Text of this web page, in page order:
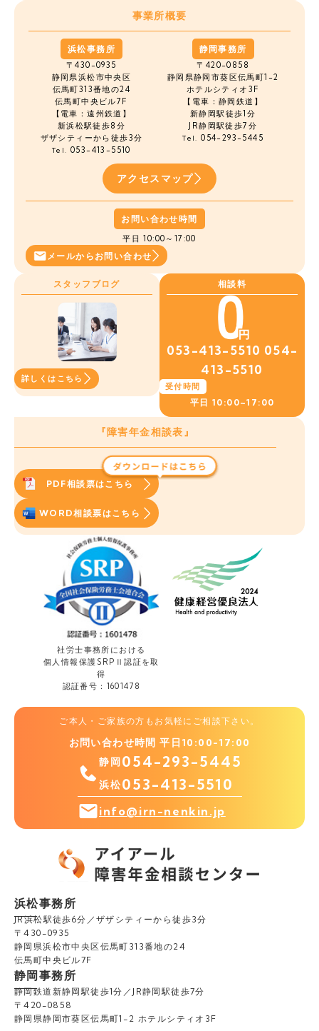
事業所概要
浜松事務所
〒430-0935
静岡県浜松市中央区
伝馬町313番地の24
伝馬町中央ビル7F
【電車：遠州鉄道】
新浜松駅徒歩8分
ザザシティーから徒歩3分
Tel. 053-413-5510
静岡事務所
〒420-0858
静岡県静岡市葵区伝馬町1-2
ホテルシティオ3F
【電車：静岡鉄道】
新静岡駅徒歩1分
JR静岡駅徒歩7分
Tel. 054-293-5445
アクセスマップ
お問い合わせ時間
平日 10:00～17:00
メールから お問い合わせ
スタッフブログ
詳しくはこちら
相談料
053-413-5510 054-
413-5510
受付時間
平日 10:00~17:00
『障害年金相談表』
PDF相談票はこちら
WORD相談票はこちら
社労士事務所における
個人情報保護SRPⅡ認証を取
得
認証番号：1601478
ご本人・ご家族の方もお気軽にご相談下さい。
お問い合わせ時間 平日10:00-17:00
静岡054-293-5445
浜松053-413-5510
info@irn-nenkin.jp
浜松事務所
JR浜松駅徒歩6分／ザザシティーから徒歩3分
〒430-0935
静岡県浜松市中央区伝馬町313番地の24
伝馬町中央ビル7F
静岡事務所
静岡鉄道新静岡駅徒歩1分／JR静岡駅徒歩7分
〒420-0858
静岡県静岡市葵区伝馬町1-2 ホテルシティオ3F